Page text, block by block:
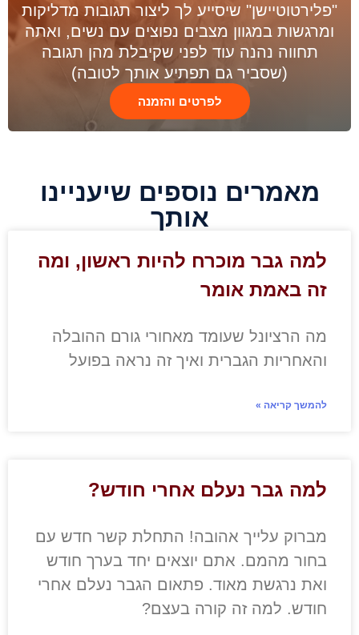
"פלירטוטיישן" שיסייע לך ליצור תגובות מדליקות
ומרגשות במגוון מצבים נפוצים עם נשים, ואתה
תחווה נהנה עוד לפני שקיבלת מהן תגובה
(שסביר גם תפתיע אותך לטובה)
לפרטים והזמנה
מאמרים נוספים שיעניינו
אותך
למה גבר מוכרח להיות ראשון, ומה
זה באמת אומר
מה הרציונל שעומד מאחורי גורם ההובלה
והאחריות הגברית ואיך זה נראה בפועל
להמשך קריאה »
למה גבר נעלם אחרי חודש?
מברוק עלייך אהובה! התחלת קשר חדש עם
בחור מהמם. אתם יוצאים יחד בערך חודש
ואת נרגשת מאוד. פתאום הגבר נעלם אחרי
חודש. למה זה קורה בעצם?